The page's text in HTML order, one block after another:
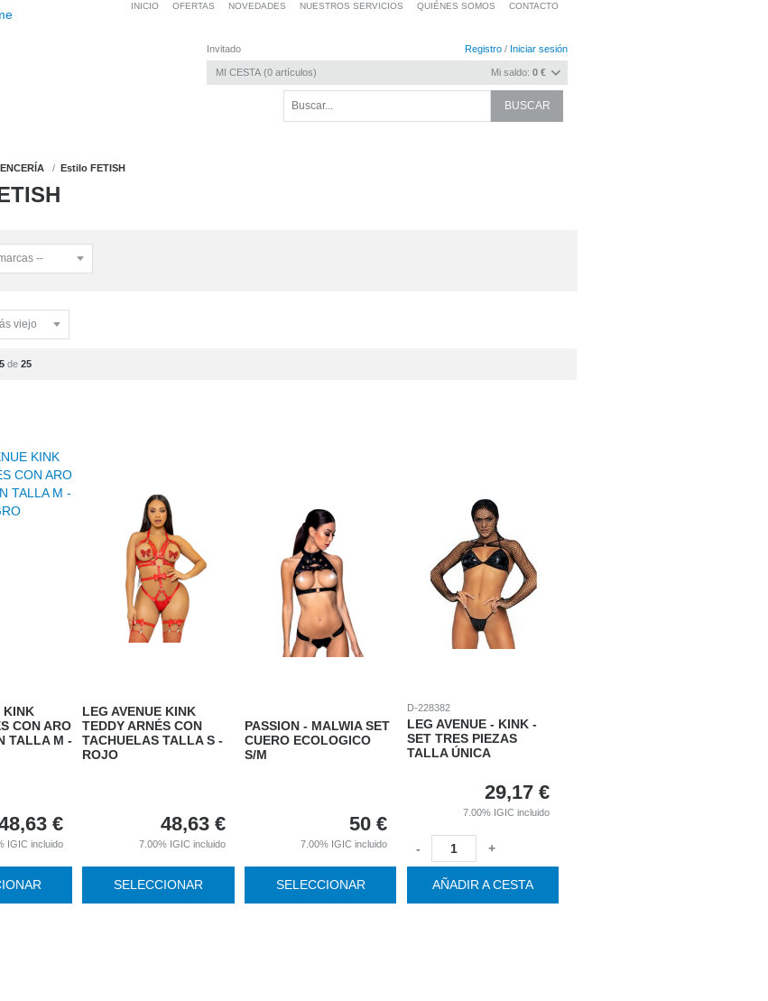
Invitado Registro / Iniciar sesión
MI CESTA 0 artículos Mi saldo: 0 €
INICIO OFERTAS NOVEDADES NUESTROS SERVICIOS QUIÉNES SOMOS CONTACTO
Estilo FETISH
de 25
KINK
CON ARO
TALLA M -
€
IGIC incluido
LEG AVENUE KINK
TEDDY ARNÉS CON
TACHUELAS TALLA S -
ROJO
48,63 €
7.00% IGIC incluido
SELECCIONAR
PASSION - MALWIA SET
CUERO ECOLOGICO
S/M
50 €
7.00% IGIC incluido
SELECCIONAR
D-228382
LEG AVENUE - KINK -
SET TRES PIEZAS
TALLA ÚNICA
29,17 €
7.00% IGIC incluido
- +
AÑADIR A CESTA